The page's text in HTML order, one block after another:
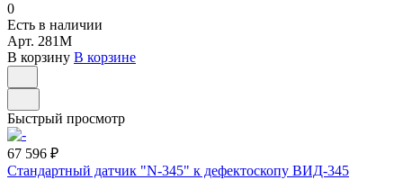
0
Есть в наличии
Арт. 281М
В корзину В корзине
Быстрый просмотр
67 596 ₽
Стандартный датчик "N-345" к дефектоскопу ВИД-345